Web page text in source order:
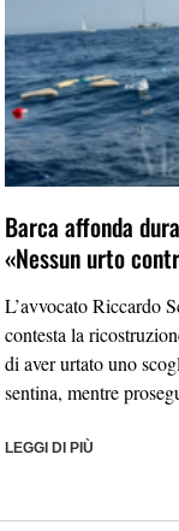
Barca affonda
«Nessun urto
L’avvocato Riccardo
contesta la
di aver urtato uno
sentina, mentre
LEGGI DI PIÙ